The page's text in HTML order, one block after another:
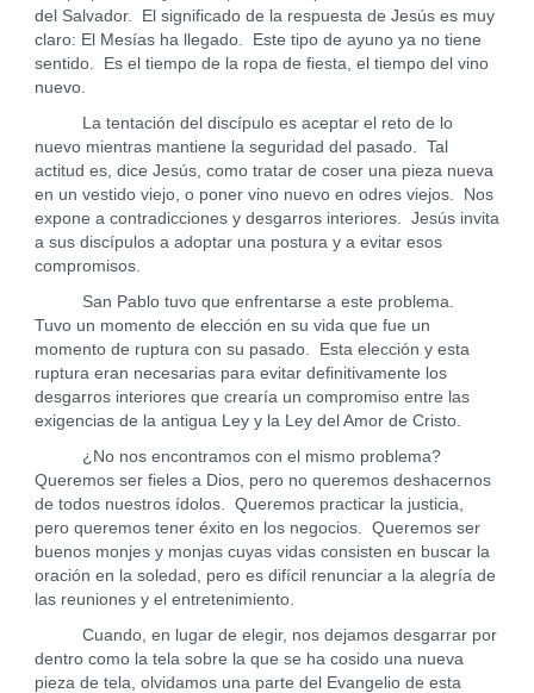
del Salvador. El significado de la respuesta de Jesús es muy
claro: El Mesías ha llegado. Este tipo de ayuno ya no tiene
sentido. Es el tiempo de la ropa de fiesta, el tiempo del vino
nuevo.
La tentación del discípulo es aceptar el reto de lo
nuevo mientras mantiene la seguridad del pasado. Tal
actitud es, dice Jesús, como tratar de coser una pieza nueva
en un vestido viejo, o poner vino nuevo en odres viejos. Nos
expone a contradicciones y desgarros interiores. Jesús invita
a sus discípulos a adoptar una postura y a evitar esos
compromisos.
San Pablo tuvo que enfrentarse a este problema.
Tuvo un momento de elección en su vida que fue un
momento de ruptura con su pasado. Esta elección y esta
ruptura eran necesarias para evitar definitivamente los
desgarros interiores que crearía un compromiso entre las
exigencias de la antigua Ley y la Ley del Amor de Cristo.
¿No nos encontramos con el mismo problema?
Queremos ser fieles a Dios, pero no queremos deshacernos
de todos nuestros ídolos. Queremos practicar la justicia,
pero queremos tener éxito en los negocios. Queremos ser
buenos monjes y monjas cuyas vidas consisten en buscar la
oración en la soledad, pero es difícil renunciar a la alegría de
las reuniones y el entretenimiento.
Cuando, en lugar de elegir, nos dejamos desgarrar por
dentro como la tela sobre la que se ha cosido una nueva
pieza de tela, olvidamos una parte del Evangelio de esta